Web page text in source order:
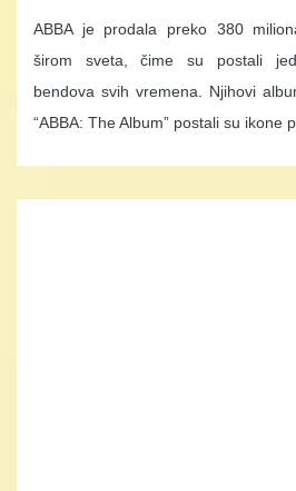
ABBA je prodala preko 380
širom sveta, čime su postali
bendova svih vremena. Njihovi
“ABBA: The Album” postali su ikone